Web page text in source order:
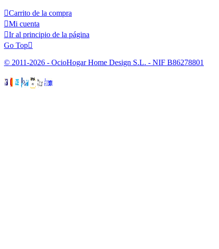
Carrito de la compra
Mi cuenta
Ir al principio de la página
Go Top
© 2011-2026 - OcioHogar Home Design S.L. - NIF B86278801